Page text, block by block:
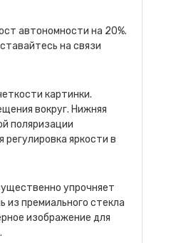
автономности на 20%.
на связи
картинки.
вокруг. Нижняя
поляризации
яркости в
упрочняет
из премиального стекла
изображение для